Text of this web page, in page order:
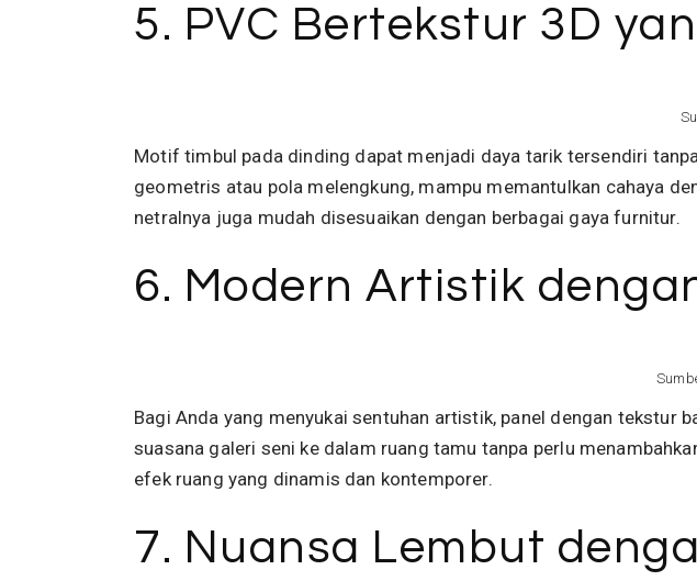
5. PVC Bertekstur 3D
Motif timbul pada dinding dapat menjadi daya tarik tersendiri
geometris atau pola melengkung, mampu memantulkan cahaya
netralnya juga mudah disesuaikan dengan berbagai gaya furnitur.
6. Modern Artistik
Bagi Anda yang menyukai sentuhan artistik, panel dengan tekstur
suasana galeri seni ke dalam ruang tamu tanpa perlu
efek ruang yang dinamis dan kontemporer.
7. Nuansa Lembut